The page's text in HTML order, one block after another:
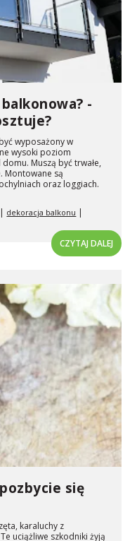
-
wyposażony w
wysoki poziom
Muszą być trwałe,
Montowane są
oraz loggiach.
| dekoracja balkonu |
CZYTAJ DALEJ
się
karaluchy z
uciążliwe szkodniki żyją